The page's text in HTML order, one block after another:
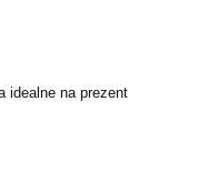
idealne na prezent